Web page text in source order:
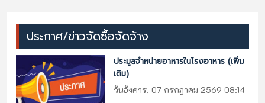
ประกาศ/ข่าวจัดซื้อจัดจ้าง
ประมูลจำหน่ายอาหารในโรงอาหาร (เพิ่ม
เติม)
วันอังคาร, 07 กรกฎาคม 2569 08:14